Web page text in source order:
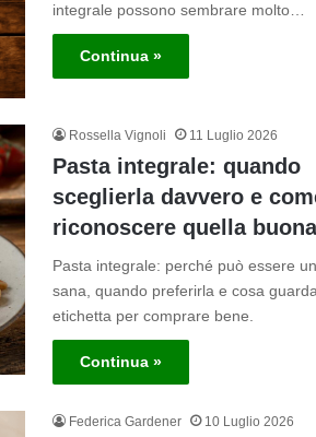
integrale possono sembrare molto…
Continua »
Rossella Vignoli 11 Luglio 2026
Pasta integrale: quando
sceglierla davvero e
riconoscere quella buona
Pasta integrale: perché può essere
sana, quando preferirla e cosa
etichetta per comprare bene.
Continua »
Federica Gardener 10 Luglio 2026